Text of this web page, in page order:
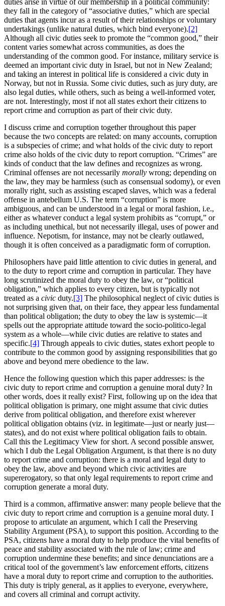
they fall in the category of “associative duties,” which are special
duties that agents incur as a result of their relationships or voluntary
undertakings (unlike natural duties, which bind everyone).[2]
Although all civic duties seek to promote the “common good,” their
content varies somewhat across communities, as does the
understanding of the common good. For instance, military service is
deemed an important civic duty in Israel, but not in New Zealand;
and taking an interest in political life is considered a civic duty in
Norway, but not in Russia. Some civic duties, such as jury duty, are
also legal duties, while others, such as being a well-informed voter,
are not. Interestingly, most if not all states exhort their citizens to
report crime and corruption as part of their civic duty.
I discuss crime and corruption together throughout this paper
because the two concepts are related: on many accounts, corruption
is a subspecies of crime; and what holds of the civic duty to report
crime also holds of the civic duty to report corruption. “Crimes” are
kinds of conduct that the law defines and recognizes as wrong.
Criminal offenses are not necessarily morally wrong; depending on
the law, they may be harmless (such as consensual sodomy), or even
morally right, such as assisting escaped slaves, which was a federal
offense in antebellum U.S. The term “corruption” is more
ambiguous, and can be understood in a legal or moral fashion, i.e.,
either as whatever conduct a legal system prohibits as “corrupt,” or
as including unethical, but not necessarily illegal, uses of power and
influence. Nepotism, for instance, may not be clearly outlawed,
though it is often conceived as a paradigmatic form of corruption.
Philosophers have paid little attention to civic duties in general, and
to the duty to report crime and corruption in particular. They have
long scrutinized the moral duty to obey the law, or “political
obligation,” which applies to every citizen, but is typically not
treated as a civic duty.[3] The philosophical neglect of civic duties is
not surprising given that, on their face, they appear less fundamental
than political obligation; the duty to obey the law is systemic—it
spells out the appropriate attitude toward the socio-politico-legal
system as a whole—while civic duties are relative to states and
specific.[4] Through appeals to civic duties, states exhort people to
contribute to the common good by assigning responsibilities that go
above and beyond mere obedience to the law.
Hence the following question which this paper addresses: is the
civic duty to report crime and corruption a genuine moral duty? In
other words, does it really exist? First, following up on the idea that
political obligation is primary, one might assume that civic duties
derive from political obligation, and therefore exist wherever
political obligation obtains (viz. in legitimate—just or nearly just—
states), and do not exist where political obligation fails to obtain.
Call this the Legitimacy View for short. A second possible answer,
which I dub the Legal Obligation Argument, is that there is no duty
to report crime and corruption: there is a moral and legal duty to
obey the law, above and beyond which civic activities are
supererogatory, so that only legal requirements to report crime and
corruption generate a moral duty.
Third is a common, affirmative answer: many people believe that the
civic duty to report crime and corruption is a genuine moral duty. I
propose to articulate an argument, which I call the Preserving
Stability Argument (PSA), to support this position. According to the
PSA, citizens have a moral duty to help produce the vital benefits of
peace and stability associated with the rule of law; crime and
corruption undermine these benefits; and since denunciations are a
critical tool of the government’s law enforcement efforts, citizens
have a moral duty to report crime and corruption to the authorities.
This duty is triply general, as it applies to everyone, everywhere,
and covers all criminal and corrupt activity.